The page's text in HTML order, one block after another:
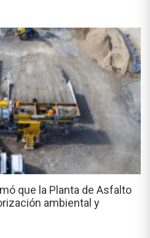
que la Planta de Asfalto
ambiental y